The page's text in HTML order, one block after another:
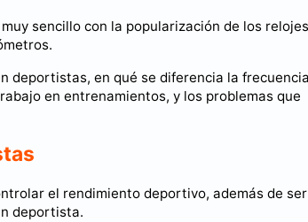
sencillo con la popularización de los relojes
deportistas, en qué se diferencia la frecuencia
en entrenamientos, y los problemas que
el rendimiento deportivo, además de
deportista.